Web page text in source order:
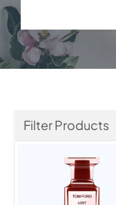
Filter Products